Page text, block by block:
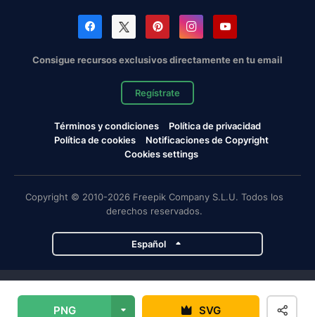
PNG SVG
Consigue recursos exclusivos directamente en tu email
Regístrate
Términos y condiciones
Política de privacidad
Política de cookies
Notificaciones de Copyright
Cookies settings
Copyright © 2010-2026 Freepik Company S.L.U. Todos los
derechos reservados.
Español